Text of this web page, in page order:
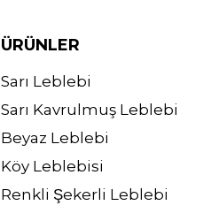
ÜRÜNLER
Sarı Leblebi
Sarı Kavrulmuş Leblebi
Beyaz Leblebi
Köy Leblebisi
Renkli Şekerli Leblebi